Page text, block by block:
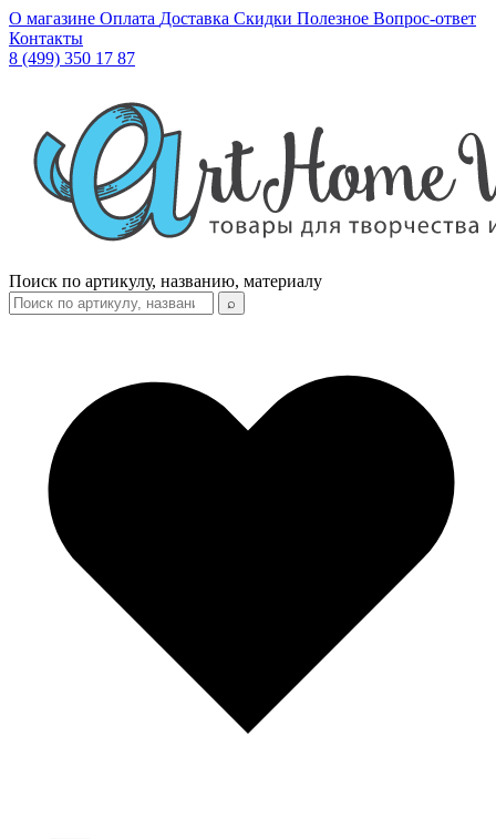
О магазине Оплата Доставка Скидки Полезное Вопрос-ответ
Контакты
8 (499) 350 17 87
Поиск по артикулу, названию, материалу
⌕